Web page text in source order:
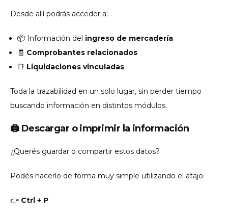
Desde allí podrás acceder a:
📦 Información del ingreso de mercadería
🧾 Comprobantes relacionados
📑 Liquidaciones vinculadas
Toda la trazabilidad en un solo lugar, sin perder tiempo
buscando información en distintos módulos.
🖨️ Descargar o imprimir la información
¿Querés guardar o compartir estos datos?
Podés hacerlo de forma muy simple utilizando el atajo:
👉 Ctrl + P